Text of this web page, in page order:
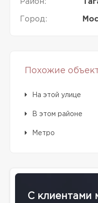
Район:
Город:
Похожие
На этой улице
В этом районе
Метро
С клиентами